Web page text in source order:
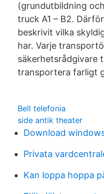
(grundutbildning
truck A1 – B2.
beskrivit vilka
har. Varje
säkerhetsrådgivare
transportera farligt
Bell telefonia
side antik theater
Download
Privata
Kan loppa hoppa